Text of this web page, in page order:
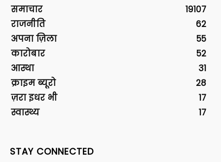
समाचार
19107
राजनीति
62
अपना ज़िला
55
कारोबार
52
आस्था
31
क्राइम ब्यूरो
28
ज़रा इधर भी
17
स्वास्थ्य
17
STAY CONNECTED